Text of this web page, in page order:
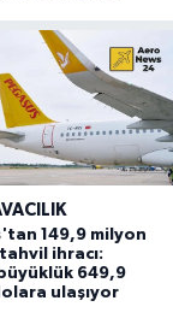
149,9 milyon
ihracı:
649,9
ulaşıyor